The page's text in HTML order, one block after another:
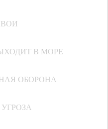
В МОРЕ
ОБОРОНА